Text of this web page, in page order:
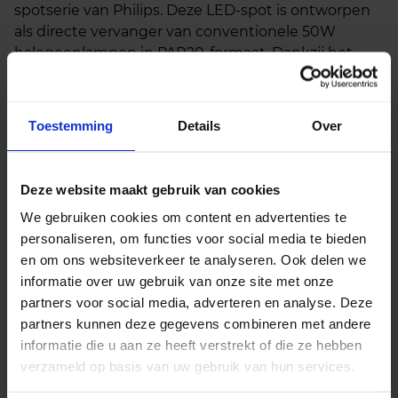
Toestemming Details Over
Deze website maakt gebruik van cookies
We gebruiken cookies om content en advertenties te
personaliseren, om functies voor social media te bieden
en om ons websiteverkeer te analyseren. Ook delen we
informatie over uw gebruik van onze site met onze
partners voor social media, adverteren en analyse. Deze
partners kunnen deze gegevens combineren met andere
informatie die u aan ze heeft verstrekt of die ze hebben
verzameld op basis van uw gebruik van hun services.
spotserie van Philips. Deze LED-spot is ontworpen
als directe vervanger van conventionele 50W
halogeenlampen in PAR20-formaat. Dankzij het
klassieke ontwerp en de hoogwaardige afwerking
een lange levensduur, ideaal voor zowel accent- als
algemene verlichtingstoepassingen.
Zuinige vervanger
Met een energieverbruik van slechts 6 watt
vervangt deze LED-spot moeiteloos een
traditionele 50W halogeenspot, wat zorgt voor een
energiebesparing tot 90%. De lamp levert direct
warm wit licht met hoge kleurweergave en
combineert de vertrouwde uitstraling van
halogeenverlichting met de efficiëntie en